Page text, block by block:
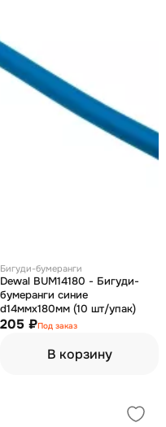
Бигуди-бумеранги
Dewal BUM14180 - Бигуди-
бумеранги синие
d14ммх180мм (10 шт/упак)
205 ₽Под заказ
В корзину